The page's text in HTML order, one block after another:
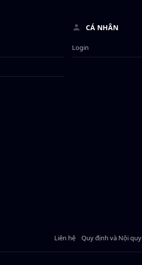
CÁ NHÂN
Login
Liên hệ Quy định và Nội quy